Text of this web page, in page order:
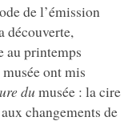
de l’émission
découverte,
au printemps
ont mis
du musée : la cire
changements de